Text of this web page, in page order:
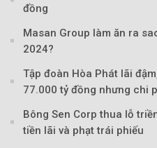
đồng
Masan Group làm ăn ra
2024?
Tập đoàn Hòa Phát lãi
77.000 tỷ đồng nhưng chi
Bông Sen Corp thua lỗ
tiền lãi và phạt trái phiếu